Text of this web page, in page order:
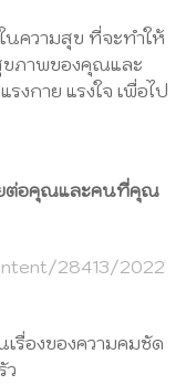
ความสุข ที่จะทำให้
ภาพของคุณและ
กาย แรงใจ เพื่อไป
ต่อคุณ​และคนที่คุณ
28413/2022
รื่องของความคมชัด
ว